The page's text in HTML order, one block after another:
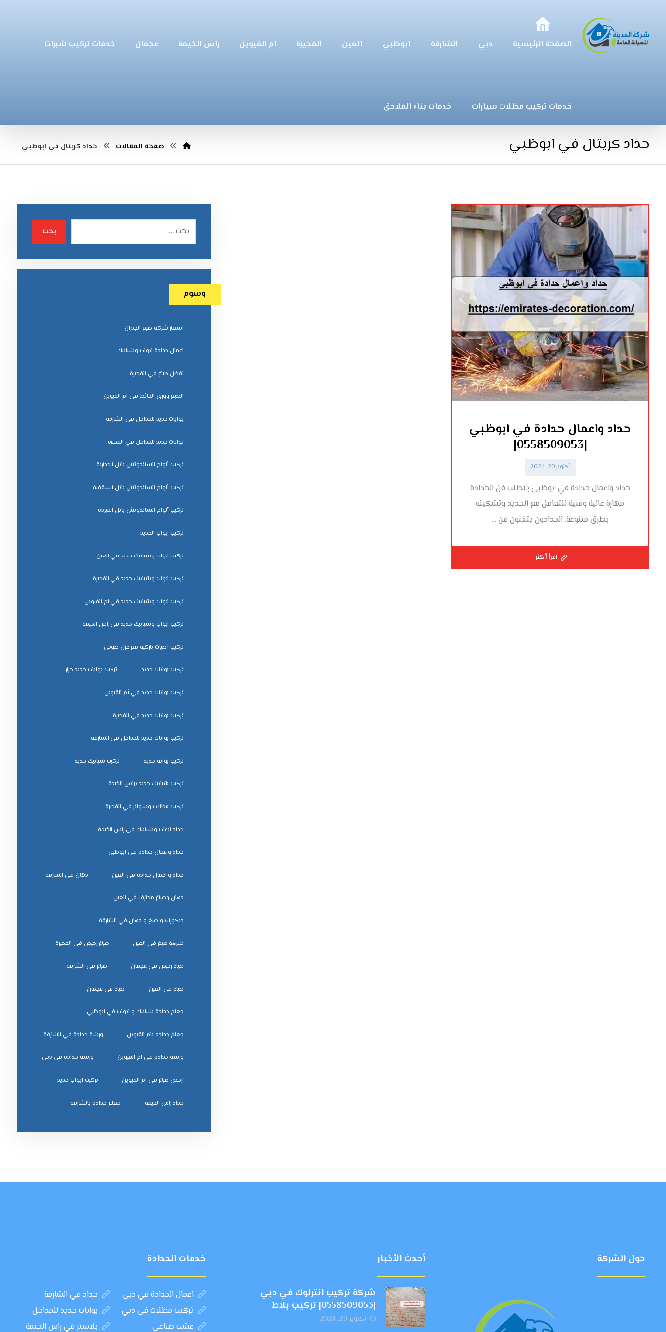
الصفحة الرئيسية دبي الشارقة ابوظبي العين الفجيرة ام القيوين راس الخيمة عجمان خدمات تركيب شبرات
خدمات تركيب مظلات سيارات خدمات بناء الملاحق
حداد كريتال في ابوظبي صفحة المقالات حداد كريتال في ابوظبي
حداد واعمال حدادة في ابوظبي
|0558509053|
أكتوبر 20, 2024
حداد واعمال حدادة في ابوظبي يتطلب فن الحدادة
مهارة عالية وفنية للتعامل مع الحديد وتشكيله
بطرق متنوعة. الحدادون يتقنون فن ...
اقرأ أكثر
بحث
وسوم
اسعار شركة صبغ الجدران
اعمال حدادة ابواب وشبابيك
افضل صباغ في الفجيرة
الصبغ وورق الحائط في ام القيوين
بوابات حديد للمداخل في الشارقة
بوابات حديد للمداخل في الفجيرة
تركيب ألواح الساندوتش بانل الجدارية
تركيب ألواح الساندوتش بانل السقفية
تركيب ألواح الساندوتش بانل المبردة
تركيب ابواب الحديد
تركيب ابواب وشبابيك حديد في العين
تركيب ابواب وشبابيك حديد في الفجيرة
تركيب ابواب وشبابيك حديد في ام القيوين
تركيب ابواب وشبابيك حديد في راس الخيمة
تركيب ارضيات باركية مع عزل صوتي
تركيب بوابات حديد تركيب بوابات حديد جرار
تركيب بوابات حديد في أم القيوين
تركيب بوابات حديد في الفجيرة
تركيب بوابات حديد للمداخل في الشارقة
تركيب بوابة حديد تركيب شبابيك حديد
تركيب شبابيك حديد براس الخيمة
تركيب مظلات وسواتر في الفجيرة
حداد ابواب وشبابيك فى راس الخيمة
حداد واعمال حدادة في ابوظبي
حداد و اعمال حداده في العين دهان في الشارقة
دهان وصباغ محترف في العين
ديكورات و صبغ و دهان في الشارقة
شركة صبغ في العين صباغ رخيص في الفجيرة
صباغ رخيص في عجمان صباغ في الشارقة
صباغ في العين صباغ في عجمان
معلم حدادة شبابيك و ابواب في ابوظبي
معلم حداده بام القيوين ورشة حدادة في الشارقة
ورشة حدادة في ام القيوين ورشة حدادة في دبي
ﺗﺮﻛﻴﺐ اﺑﻮاب ﺣﺪﻳﺪ
ﺣﺪاد راس اﻟﺨﻴﻤﺔ ﻣﻌﻠﻢ ﺣﺪاده ﺑﺎﻟﺸﺎرﻗﺔ
حول الشركة أحدث الأخبار
شركة تركيب انترلوك في دبي
|0558509053| تركيب بلاط
أكتوبر 20, 2024
خدمات الحدادة
اعمال الحدادة في دبي
حداد في الشارقة
تركيب مظلات في دبي
بوابات حديد للمداخل
عشب صناعي
بلاستر في راس الخيمة